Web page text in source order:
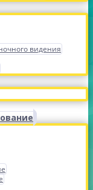
видения